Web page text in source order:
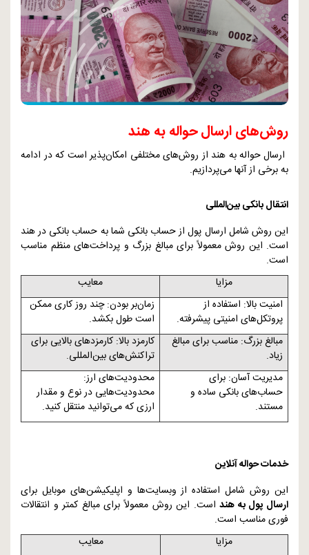
روش‌های ارسال حواله به هند
ارسال حواله به هند از روش‌های مختلفی امکان‌پذیر است که در ادامه
به برخی از آنها می‌پردازیم.
انتقال بانکی بین‌المللی
این روش شامل ارسال پول از حساب بانکی شما به حساب بانکی در هند
است. این روش معمولاً برای مبالغ بزرگ و پرداخت‌های منظم مناسب
است.
مزایا
معایب
امنیت بالا: استفاده از
پروتکل‌های امنیتی پیشرفته.
زمان‌بر بودن: چند روز کاری ممکن
است طول بکشد.
مبالغ بزرگ: مناسب برای مبالغ
زیاد.
کارمزد بالا: کارمزدهای بالایی برای
تراکنش‌های بین‌المللی.
مدیریت آسان: برای
حساب‌های بانکی ساده و
مستند.
محدودیت‌های ارز:
محدودیت‌هایی در نوع و مقدار
ارزی که می‌توانید منتقل کنید.
خدمات حواله آنلاین
این روش شامل استفاده از وبسایت‌ها و اپلیکیشن‌های موبایل برای
ارسال پول به هنداست. این روش معمولاً برای مبالغ کمتر و انتقالات
فوری مناسب است.
مزایا
معایب